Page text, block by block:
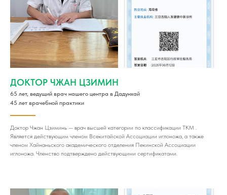
ДОКТОР ЧЖАН ЦЗИМИН
65 лет, ведущий врач нашего центра в Дадунхай
45 лет врачебной практики
Доктор Чжан Цзиминь — врач высшей категории по классификации ТКМ .
Является действующим членом Всекитайской Ассоциации иглоножа, а также
членом Хайнаньского академического отделения Пекинской Ассоциации
иглоножа. Членство подтверждено действующими сертификатами.